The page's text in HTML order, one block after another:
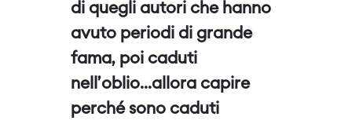
di quegli autori che hanno
avuto periodi di grande
fama, poi caduti
nell’oblio...allora capire
perché sono caduti